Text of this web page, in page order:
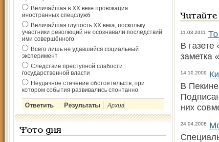
Величайшая в ХХ веке провокация
иностранных спецслужб
Величайшая глупость ХХ века, поскольку
участники революций не осознавали последствий
ими совершённого
Всего лишь не удавшийся социальный
эксперимент
Следствие преступной слабости
государственной власти
Неудачное стечение обстоятельств, при
котором события развивались спонтанно
Архив
Фото дня
11.03.2011
В
заметка
14.10.2009
В
них
24.04.2008